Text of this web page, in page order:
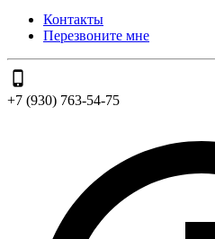
Контакты
Перезвоните мне
+7 (930) 763-54-75